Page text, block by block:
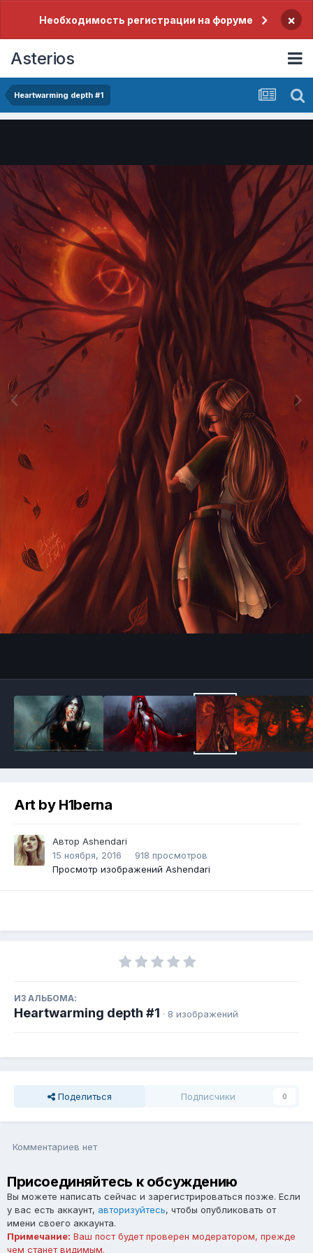
Необходимость регистрации на форуме ×
Asterios
Heartwarming depth #1
Art by H1berna
Автор Ashendari
15 ноября, 2016
918 просмотров
Просмотр изображений Ashendari
ИЗ АЛЬБОМА:
Heartwarming depth #1 · 8 изображений
Поделиться Подписчики 0
Комментариев нет
Присоединяйтесь к обсуждению
Вы можете написать сейчас и зарегистрироваться позже. Если
у вас есть аккаунт, авторизуйтесь, чтобы опубликовать от
имени своего аккаунта.
Примечание: Ваш пост будет проверен модератором, прежде
чем станет видимым.